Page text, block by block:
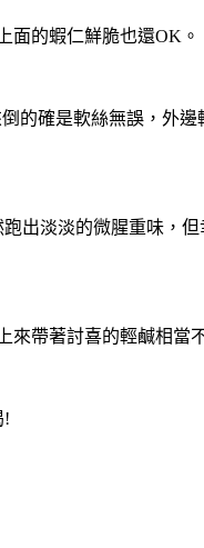
面的蝦仁鮮脆也還OK。
的確是軟絲無誤，外
出淡淡的微腥重味，
帶著討喜的輕鹹相當
!